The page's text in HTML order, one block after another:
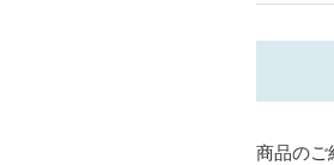
商品のご